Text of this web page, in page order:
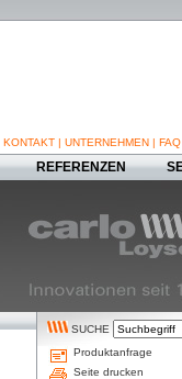
KONTAKT | UNTERNEHMEN | FAQ
REFERENZEN
SUCHE
Produktanfrage
Seite drucken